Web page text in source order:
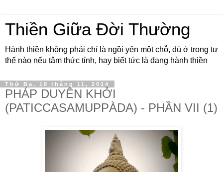
Thiền Giữa Đời Thường
Hành thiền không phải chỉ là ngồi yên một chỗ, dù ở trong tư
thế nào nếu tâm thức tỉnh, hay biết tức là đang hành thiền
Thứ Ba, 18 tháng 11, 2014
PHÁP DUYÊN KHỞI
(PATICCASAMUPPÀDA) - PHẦN VII (1)